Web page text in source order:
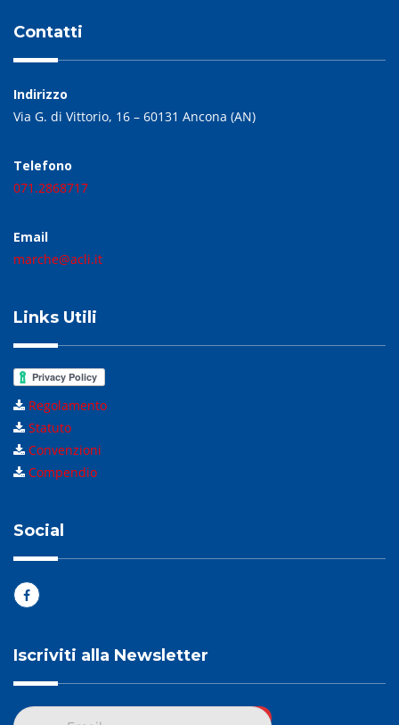
Contatti
Indirizzo
Via G. di Vittorio, 16 – 60131 Ancona (AN)
Telefono
071.2868717
Email
marche@acli.it
Links Utili
Regolamento
Statuto
Convenzioni
Compendio
Social
Iscriviti alla Newsletter